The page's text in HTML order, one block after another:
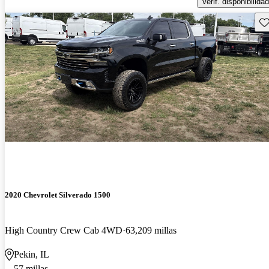
2020 Chevrolet Silverado 1500
High Country Crew Cab 4WD 63,209 millas
Pekin, IL